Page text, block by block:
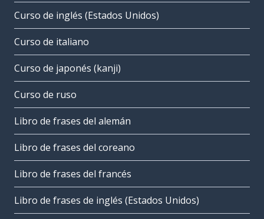
Curso de inglés (Estados Unidos)
Curso de italiano
Curso de japonés (kanji)
Curso de ruso
Libro de frases del alemán
Libro de frases del coreano
Libro de frases del francés
Libro de frases de inglés (Estados Unidos)